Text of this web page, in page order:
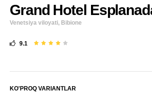
Grand Hotel
Venetsiya viloyati, Bibione
9.1
KO'PROQ VARIANTLAR